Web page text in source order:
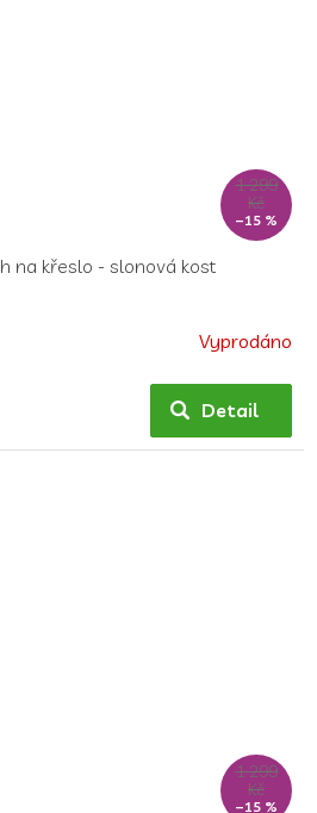
1 299
Kč
–15 %
na křeslo - slonová kost
Vyprodáno
Detail
1 299
Kč
–15 %